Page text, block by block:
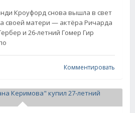
Кроуфорд снова вышла в свет
своей матери — актёра Ричарда
и 26-летний Гомер Гир
Комментировать